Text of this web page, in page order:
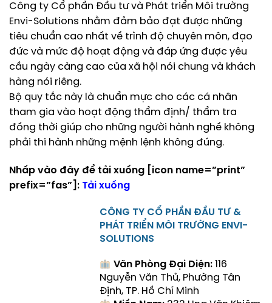
Công ty Cổ phần Đầu tư và Phát triển Môi trường
Envi-Solutions nhằm đảm bảo đạt được những
tiêu chuẩn cao nhất về trình độ chuyên môn, đạo
đức và mức độ hoạt động và đáp ứng được yêu
cầu ngày càng cao của xã hội nói chung và khách
hàng nói riêng.
Bộ quy tắc này là chuẩn mực cho các cá nhân
tham gia vào hoạt động thẩm định/ thẩm tra
đồng thời giúp cho những người hành nghề không
phải thi hành những mệnh lệnh không đúng.
Nhấp vào đây để tải xuống [icon name=”print”
prefix=”fas”]: Tải xuống
CÔNG TY CỔ PHẦN ĐẦU TƯ &
PHÁT TRIỂN MÔI TRƯỜNG ENVI-
SOLUTIONS
Văn Phòng Đại Diện:116
Nguyễn Văn Thủ, Phường Tân
Định, TP. Hồ Chí Minh